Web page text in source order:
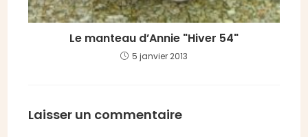
Le manteau d’Annie "Hiver 54"
5 janvier 2013
Laisser un commentaire